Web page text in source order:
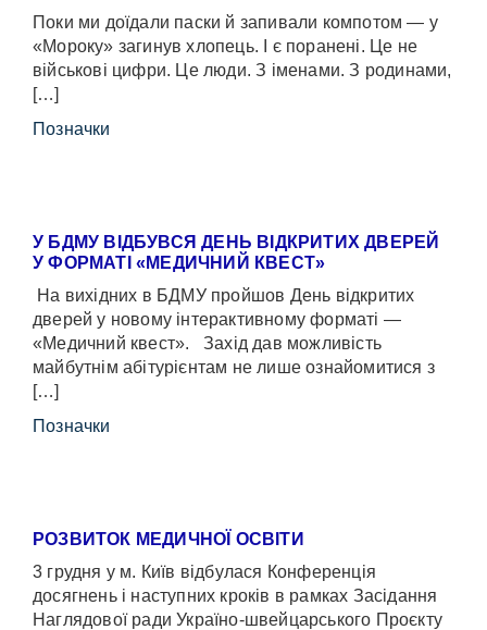
Поки ми доїдали паски й запивали компотом — у
«Мороку» загинув хлопець. І є поранені. Це не
військові цифри. Це люди. З іменами. З родинами,
[…]
Позначки
У БДМУ ВІДБУВСЯ ДЕНЬ ВІДКРИТИХ ДВЕРЕЙ
У ФОРМАТІ «МЕДИЧНИЙ КВЕСТ»
На вихідних в БДМУ пройшов День відкритих
дверей у новому інтерактивному форматі —
«Медичний квест». Захід дав можливість
майбутнім абітурієнтам не лише ознайомитися з
[…]
Позначки
РОЗВИТОК МЕДИЧНОЇ ОСВІТИ
3 грудня у м. Київ відбулася Конференція
досягнень і наступних кроків в рамках Засідання
Наглядової ради Україно-швейцарського Проєкту